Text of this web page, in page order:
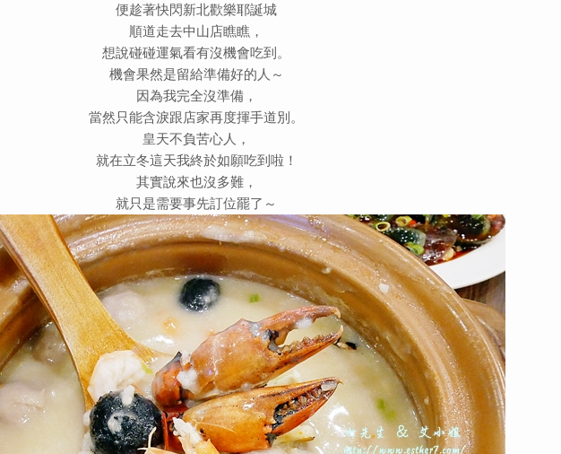
便趁著快閃新北歡樂耶誕城
順道走去中山店瞧瞧，
想說碰碰運氣看有沒機會吃到。
機會果然是留給準備好的人～
因為我完全沒準備，
當然只能含淚跟店家再度揮手道別。
皇天不負苦心人，
就在立冬這天我終於如願吃到啦！
其實說來也沒多難，
就只是需要事先訂位罷了～